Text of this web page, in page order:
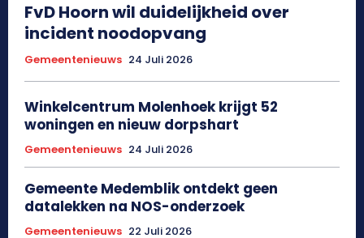
FvD Hoorn wil duidelijkheid over
incident noodopvang
Gemeentenieuws 24 Juli 2026
Winkelcentrum Molenhoek krijgt 52
woningen en nieuw dorpshart
Gemeentenieuws 24 Juli 2026
Gemeente Medemblik ontdekt geen
datalekken na NOS-onderzoek
Gemeentenieuws 22 Juli 2026